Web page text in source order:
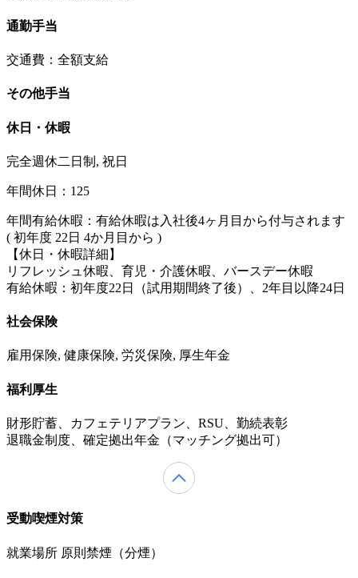
通勤手当
交通費：全額支給
その他手当
休日・休暇
完全週休二日制, 祝日
年間休日：125
年間有給休暇：有給休暇は入社後4ヶ月目から付与されます
( 初年度 22日 4か月目から )
【休日・休暇詳細】
リフレッシュ休暇、育児・介護休暇、バースデー休暇
有給休暇：初年度22日（試用期間終了後）、2年目以降24日
社会保険
雇用保険, 健康保険, 労災保険, 厚生年金
福利厚生
財形貯蓄、カフェテリアプラン、RSU、勤続表彰
退職金制度、確定拠出年金（マッチング拠出可）
受動喫煙対策
就業場所 原則禁煙（分煙）